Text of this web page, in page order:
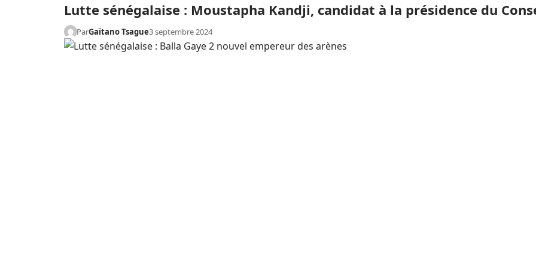
Lutte sénégalaise : Moustapha Kandji, candidat à la présidence du
ParGaïtano Tsague3 septembre 2024